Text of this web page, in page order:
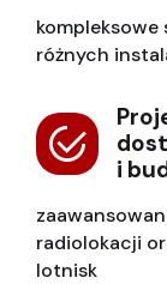
różnych
i
radiolokacji
lotnisk